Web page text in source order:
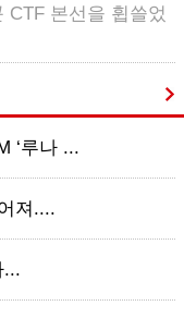
CTF 본선을 휩쓸었
‘루나 ...
져....
...